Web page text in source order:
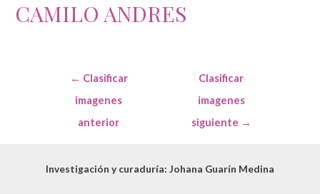
CAMILO ANDRES
entradas
← Clasificar
imagenes
anterior
Clasificar
imagenes
siguiente →
Investigación y curaduría: Johana Guarín Medina